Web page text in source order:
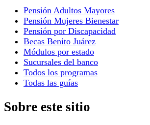
Pensión Adultos Mayores
Pensión Mujeres Bienestar
Pensión por Discapacidad
Becas Benito Juárez
Módulos por estado
Sucursales del banco
Todos los programas
Todas las guías
Sobre este sitio